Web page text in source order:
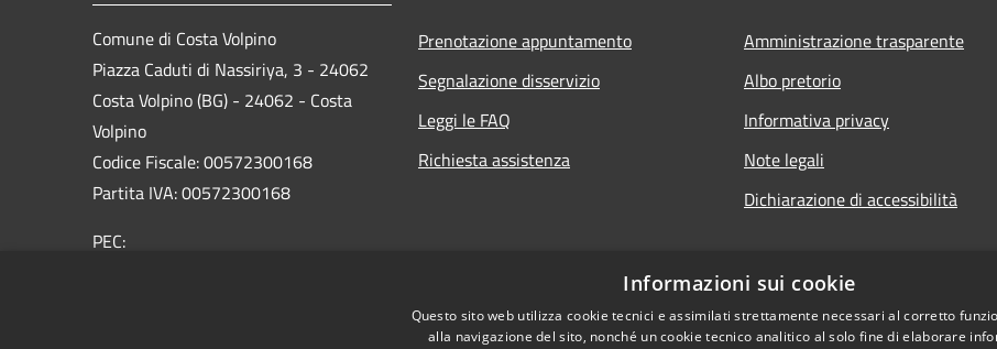
Comune di Costa Volpino
Piazza Caduti di Nassiriya, 3 - 24062
Costa Volpino (BG) - 24062 - Costa
Volpino
Codice Fiscale: 00572300168
Partita IVA: 00572300168
PEC:
Prenotazione appuntamento
Segnalazione disservizio
Leggi le FAQ
Richiesta assistenza
Amministrazione trasparente
Albo pretorio
Informativa privacy
Note legali
Dichiarazione di accessibilità
Informazioni sui cookie
Questo sito web utilizza cookie tecnici e assimilati strettamente necessari al corretto
alla navigazione del sito, nonché un cookie tecnico analitico al solo fine di elaborare